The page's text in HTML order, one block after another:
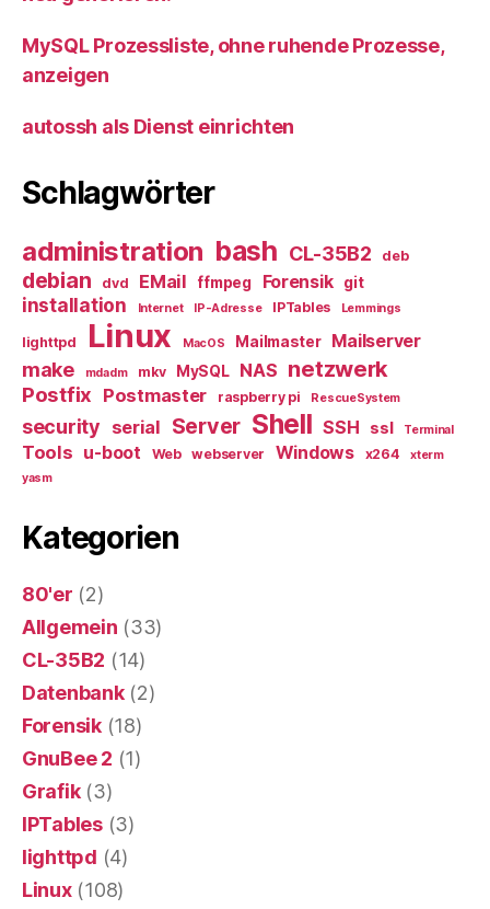
MySQL Prozessliste, ohne ruhende Prozesse,
anzeigen
autossh als Dienst einrichten
Schlagwörter
administration bash CL-35B2 deb
debian dvd EMail ffmpeg Forensik git
installation Internet IP-Adresse IPTables Lemmings
lighttpd Linux MacOS Mailmaster Mailserver
make mdadm mkv MySQL NAS netzwerk
Postfix Postmaster raspberry pi RescueSystem
security serial Server Shell SSH ssl Terminal
Tools u-boot Web webserver Windows x264
xterm
yasm
Kategorien
80'er (2)
Allgemein (33)
CL-35B2 (14)
Datenbank(2)
Forensik(18)
GnuBee 2 (1)
Grafik(3)
IPTables(3)
lighttpd (4)
Linux(108)